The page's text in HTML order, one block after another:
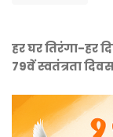
हर घर तिरंगा-हर
79वें स्वतंत्रता